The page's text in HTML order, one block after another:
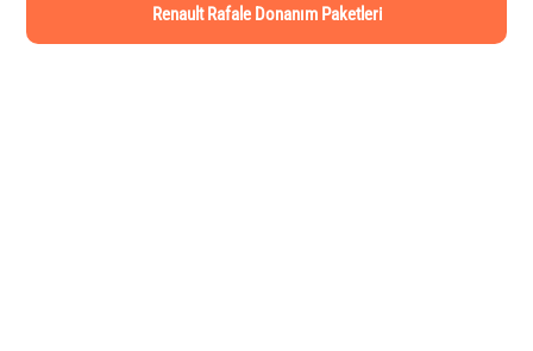
Renault Rafale Donanım Paketleri